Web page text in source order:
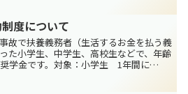
度について
故で扶養義務者（生活するお金を払う義
た小学生、中学生、高校生などで、年齢
学金です。対象：小学生 1年間に